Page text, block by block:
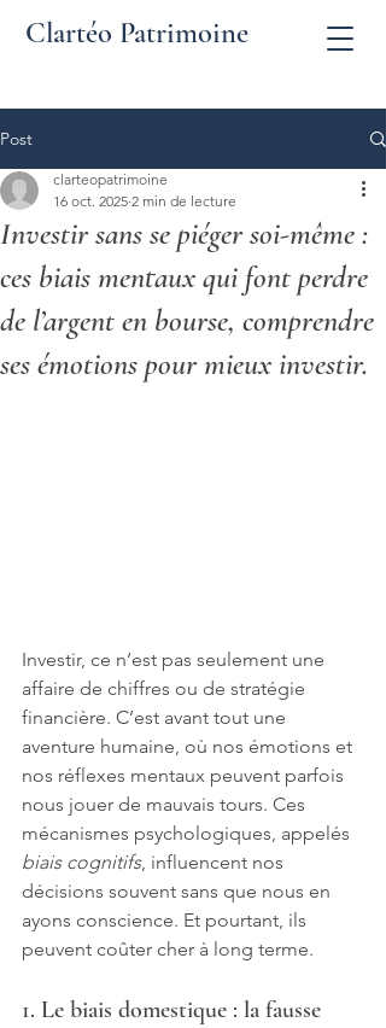
Clartéo Patrimoine
Post
Investir sans se piéger soi-même :
ces biais mentaux qui font perdre
de l’argent en bourse, comprendre
ses émotions pour mieux investir.
clarteopatrimoine
16 oct. 2025 2 min de lecture
Investir, ce n’est pas seulement une
affaire de chiffres ou de stratégie
financière. C’est avant tout une
aventure humaine, où nos émotions et
nos réflexes mentaux peuvent parfois
nous jouer de mauvais tours. Ces
mécanismes psychologiques, appelés
biais cognitifs, influencent nos
décisions souvent sans que nous en
ayons conscience. Et pourtant, ils
peuvent coûter cher à long terme.
1. Le biais domestique : la fausse